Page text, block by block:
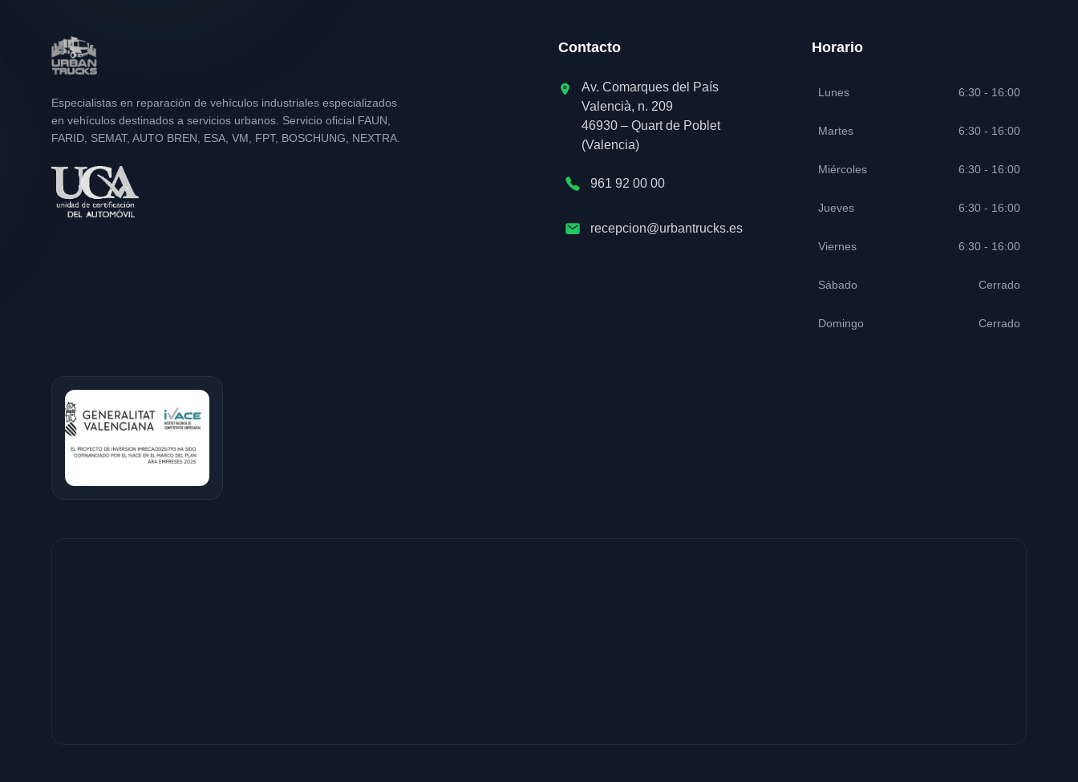
Especialistas en reparación de vehículos industriales especializados
en vehículos destinados a servicios urbanos. Servicio oficial FAUN,
FARID, SEMAT, AUTO BREN, ESA, VM, FPT, BOSCHUNG, NEXTRA.
Contacto
Av. Comarques del País
Valencià, n. 209
46930 – Quart de Poblet
(Valencia)
961 92 00 00
recepcion@urbantrucks.es
Horario
Lunes 6:30 - 16:00
Martes 6:30 - 16:00
Miércoles 6:30 - 16:00
Jueves 6:30 - 16:00
Viernes 6:30 - 16:00
Sábado Cerrado
Domingo Cerrado